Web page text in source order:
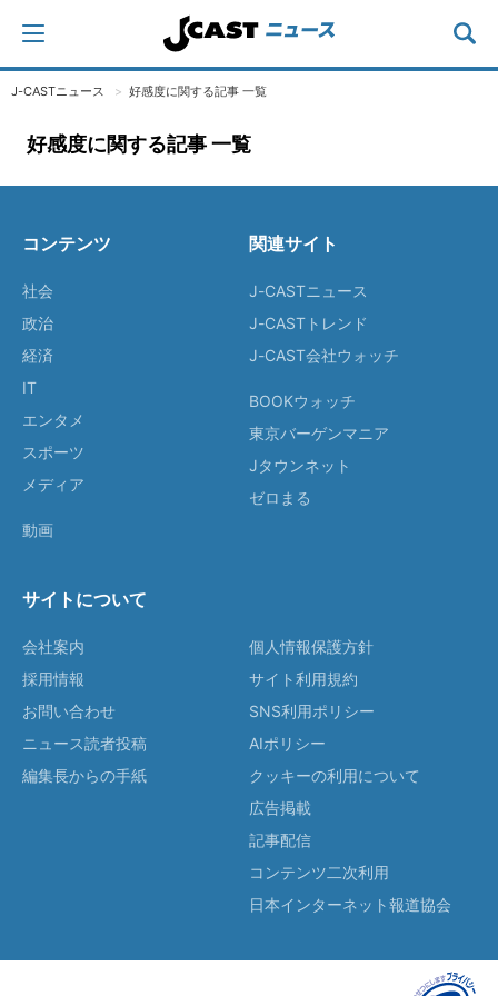
J-CASTニュース 好感度に関する記事 一覧
好感度に関する記事 一覧
コンテンツ
社会
政治
経済
IT
エンタメ
スポーツ
メディア
動画
関連サイト
J-CASTニュース
J-CASTトレンド
J-CAST会社ウォッチ
BOOKウォッチ
東京バーゲンマニア
Jタウンネット
ゼロまる
サイトについて
会社案内
採用情報
お問い合わせ
ニュース読者投稿
編集長からの手紙
個人情報保護方針
サイト利用規約
SNS利用ポリシー
AIポリシー
クッキーの利用について
広告掲載
記事配信
コンテンツ二次利用
日本インターネット報道協会